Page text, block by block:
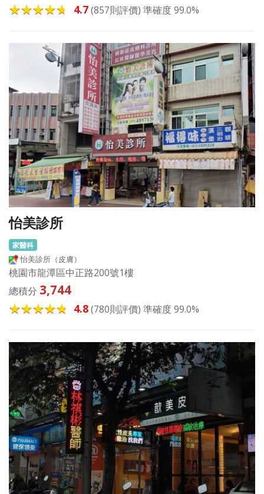
4.7(857則評價) 準確度 99.0%
怡美診所
家醫科
怡美診所（皮膚）
桃園市龍潭區中正路200號1樓
總積分 3,744
4.8(780則評價) 準確度 99.0%